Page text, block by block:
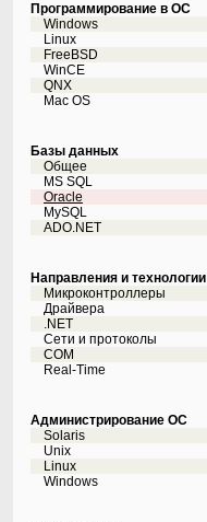
Программирование в ОС
Windows
Linux
FreeBSD
WinCE
QNX
Mac OS
Базы данных
Общее
MS SQL
Oracle
MySQL
ADO.NET
Направления и технологии
Микроконтроллеры
Драйвера
.NET
Сети и протоколы
COM
Real-Time
Администрирование ОС
Solaris
Unix
Linux
Windows